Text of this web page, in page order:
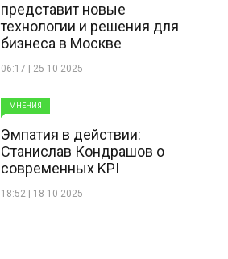
представит новые
технологии и решения для
бизнеса в Москве
06:17 | 25-10-2025
МНЕНИЯ
Эмпатия в действии:
Станислав Кондрашов о
современных KPI
18:52 | 18-10-2025